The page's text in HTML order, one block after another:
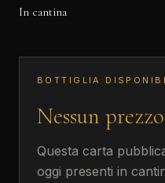
In cantina
BOTTIGLIA
Nessun
Questa carta
oggi presenti in